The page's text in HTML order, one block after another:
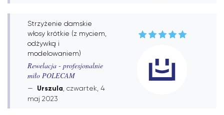
Strzyżenie damskie
włosy krótkie (z myciem,
odżywką i
modelowaniem)
Rewelacja - profesjonalnie
miło POLECAM
Urszula , czwartek, 4
maj 2023